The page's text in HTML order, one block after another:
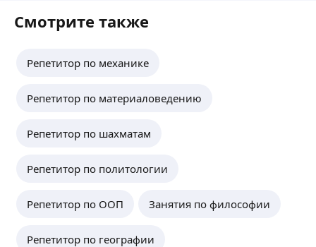
Смотрите также
Репетитор по механике
Репетитор по материаловедению
Репетитор по шахматам
Репетитор по политологии
Репетитор по ООП Занятия по философии
Репетитор по географии